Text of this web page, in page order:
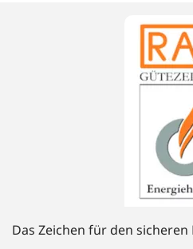
Das Zeichen für den